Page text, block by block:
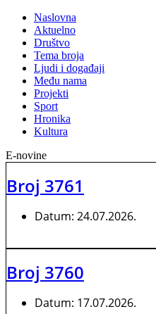
Naslovna
Aktuelno
Društvo
Tema broja
Ljudi i događaji
Među nama
Projekti
Sport
Hronika
Kultura
E-novine
Broj 3761
Datum: 24.07.2026.
Broj 3760
Datum: 17.07.2026.